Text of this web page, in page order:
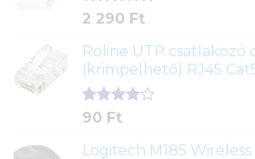
Értékelés
ből,
2
értékelés
alapján
2 290 Ft
Roline UTP csatlakozó
(krimpelhető) RJ45
Értékelés
5-ből,
2
90 Ft
Logitech M185